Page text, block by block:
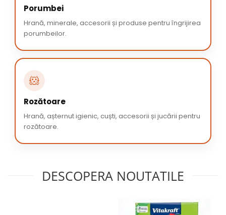
Porumbei
Hrană, minerale, accesorii și produse pentru îngrijirea
porumbeilor.
🐹
Rozătoare
Hrană, așternut igienic, cuști, accesorii și jucării pentru
rozătoare.
DESCOPERA NOUTATILE